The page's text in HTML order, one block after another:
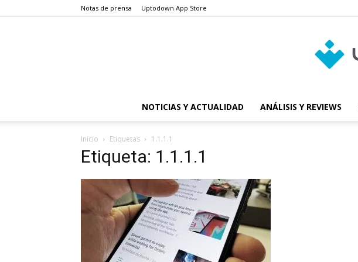
Notas de prensa Uptodown App Store
NOTICIAS Y ACTUALIDAD ANÁLISIS Y REVIEWS
Inicio Etiquetas 1.1.1.1
Etiqueta: 1.1.1.1